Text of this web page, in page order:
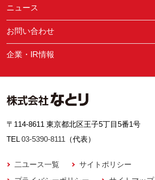
ニュース
お問い合わせ
企業・IR情報
〒114-8611 東京都北区王子5丁目5番1号
TEL03-5390-8111 （代表）
二ユース一覧
サイトポリシー